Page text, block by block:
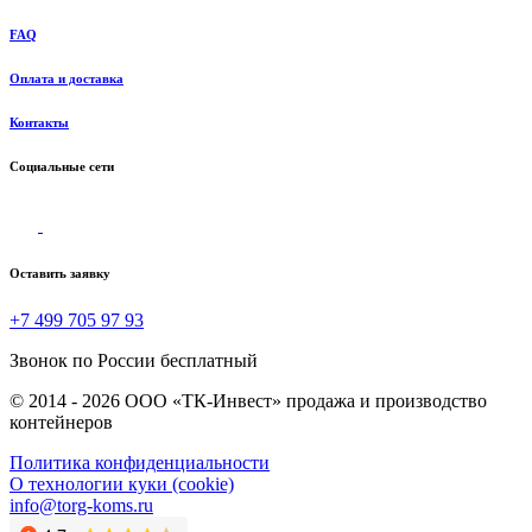
FAQ
Оплата и доставка
Контакты
Социальные сети
Оставить заявку
+7 499 705 97 93
Звонок по России бесплатный
© 2014 - 2026 ООО «ТК-Инвест» продажа и производство
контейнеров
Политика конфиденциальности
О технологии куки (cookie)
info@torg-koms.ru